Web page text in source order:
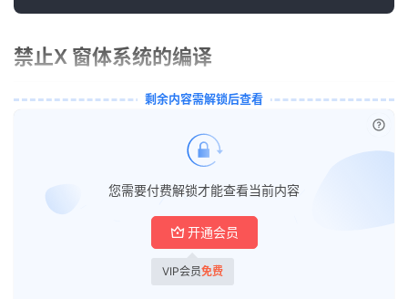
青
绘
禁止X 窗体系统的编译
剩余内容需解锁后查看
您需要付费解锁才能查看当前内容
开通会员
VIP会员免费